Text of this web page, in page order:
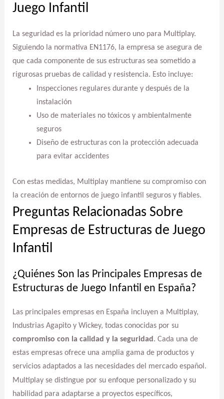
Juego Infantil
La seguridad es la prioridad número uno para Multiplay.
Siguiendo la normativa EN1176, la empresa se asegura de
que cada componente de sus estructuras sea sometido a
rigurosas pruebas de calidad y resistencia. Esto incluye:
Inspecciones regulares durante y después de la
instalación
Uso de materiales no tóxicos y ambientalmente
seguros
Diseño de estructuras con la protección adecuada
para evitar accidentes
Con estas medidas, Multiplay mantiene su compromiso con
la creación de entornos de juego infantil seguros y fiables.
Preguntas Relacionadas Sobre
Empresas de Estructuras de Juego
Infantil
¿Quiénes Son las Principales Empresas de
Estructuras de Juego Infantil en España?
Las principales empresas en España incluyen a Multiplay,
Industrias Agapito y Wickey, todas conocidas por su
compromiso con la calidad y la seguridad . Cada una de
estas empresas ofrece una amplia gama de productos y
servicios adaptados a las necesidades del mercado español.
Multiplay se distingue por su enfoque personalizado y su
habilidad para adaptarse a proyectos específicos,